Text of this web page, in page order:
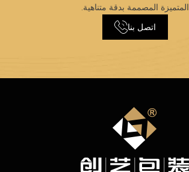
المتميزة المصممة بدقة متناهية.
اتصل بنا